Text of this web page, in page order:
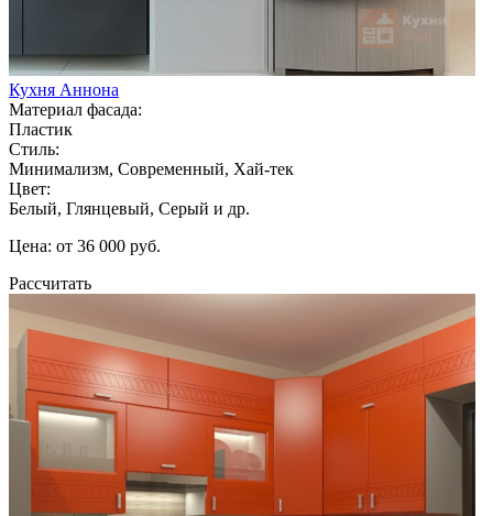
Кухня Аннона
Материал фасада:
Пластик
Стиль:
Минимализм, Современный, Хай-тек
Цвет:
Белый, Глянцевый, Серый и др.
Цена: от 36 000 руб.
Рассчитать